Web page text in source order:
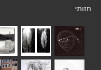
חזותי